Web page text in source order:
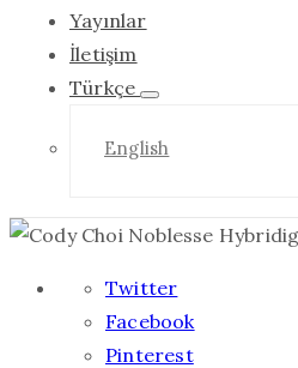
Yayınlar
İletişim
Türkçe
English
Twitter
Facebook
Pinterest